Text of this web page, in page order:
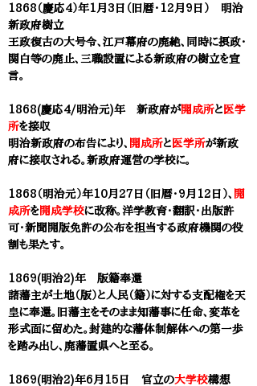
1868（慶応4）年1月3日（旧暦・12月9日） 明治
新政府樹立
王政復古の大号令、江戸幕府の廃絶、同時に摂政・
関白等の廃止、三職設置による新政府の樹立を宣
言。
1868(慶応4/明治元)年 新政府が開成所と 医学
所を接収
明治新政府の布告により、 開成所と 医学所が新政
府に接収される。新政府運営の学校に。
1868（明治元）年10月27日（旧暦・9月12日）、 開
成所を開成学校に改称。洋学教育・翻訳・出版許
可・新聞開版免許の公布を担当する政府機関の役
割も果たす。
1869(明治2)年 版籍奉還
諸藩主が土地（版）と人民（籍）に対する支配権を天
皇に奉還。旧藩主をそのまま知藩事に任命、変革を
形式面に留めた。封建的な藩体制解体への第一歩
を踏み出し、廃藩置県へと至る。
1869(明治2)年6月15日 官立の大学校構想